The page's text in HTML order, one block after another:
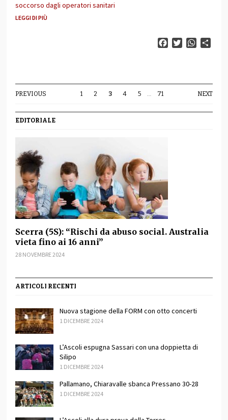
soccorso dagli operatori sanitari
LEGGI DI PIÙ
FacebookTwitter
PREVIOUS 1 2 3 4 5 … 71 NEXT
EDITORIALE
Scerra (5S): “Rischi da abuso social. Australia
vieta fino ai 16 anni”
28 NOVEMBRE 2024
ARTICOLI RECENTI
Nuova stagione della FORM con otto concerti
1 DICEMBRE 2024
L’Ascoli espugna Sassari con una doppietta di
Silipo
1 DICEMBRE 2024
Pallamano, Chiaravalle sbanca Pressano 30-28
1 DICEMBRE 2024